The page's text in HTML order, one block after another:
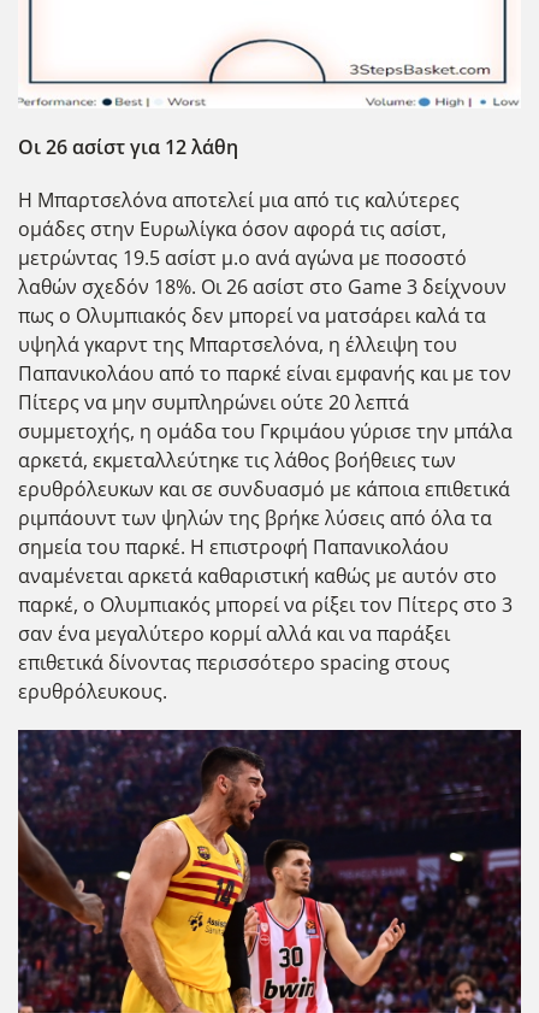
Οι 26 ασίστ για 12 λάθη
Η Μπαρτσελόνα αποτελεί μια από τις καλύτερες
ομάδες στην Ευρωλίγκα όσον αφορά τις ασίστ,
μετρώντας 19.5 ασίστ μ.ο ανά αγώνα με ποσοστό
λαθών σχεδόν 18%. Οι 26 ασίστ στο Game 3 δείχνουν
πως ο Ολυμπιακός δεν μπορεί να ματσάρει καλά τα
υψηλά γκαρντ της Μπαρτσελόνα, η έλλειψη του
Παπανικολάου από το παρκέ είναι εμφανής και με τον
Πίτερς να μην συμπληρώνει ούτε 20 λεπτά
συμμετοχής, η ομάδα του Γκριμάου γύρισε την μπάλα
αρκετά, εκμεταλλεύτηκε τις λάθος βοήθειες των
ερυθρόλευκων και σε συνδυασμό με κάποια επιθετικά
ριμπάουντ των ψηλών της βρήκε λύσεις από όλα τα
σημεία του παρκέ. Η επιστροφή Παπανικολάου
αναμένεται αρκετά καθαριστική καθώς με αυτόν στο
παρκέ, ο Ολυμπιακός μπορεί να ρίξει τον Πίτερς στο 3
σαν ένα μεγαλύτερο κορμί αλλά και να παράξει
επιθετικά δίνοντας περισσότερο spacing στους
ερυθρόλευκους.